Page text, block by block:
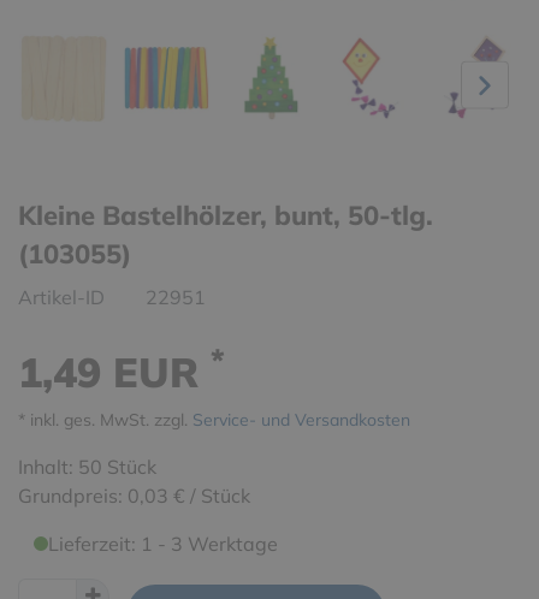
Kleine Bastelhölzer, bunt, 50-tlg.
(103055)
Artikel-ID 22951
1,49 EUR *
* inkl. ges. MwSt. zzgl. Service- und Versandkosten
Inhalt: 50 Stück
Grundpreis: 0,03 € / Stück
Lieferzeit: 1 - 3 Werktage